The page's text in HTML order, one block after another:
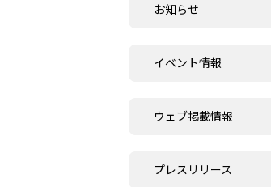
お知らせ
イベント情報
ウェブ掲載情報
プレスリリース